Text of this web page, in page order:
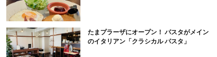
たまプラーザにオープン！ パスタがメイン
のイタリアン「クラシカル パスタ」